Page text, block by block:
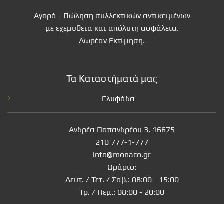
Αγορά - Πώληση συλλεκτικών αντικειμένων
με εχεμυθεια και απόλυτη ασφάλεια.
Δωρέαν Εκτίμηση.
Τα Καταστήματά μας
Γλυφάδα
Ανδρέα Παπανδρέου 3, 16675
210 777-1-777
info@monaco.gr
Ωράριο:
Δευτ. / Τετ. / Σαβ.: 08:00 - 15:00
Τρ. / Πεμ.: 08:00 - 20:00